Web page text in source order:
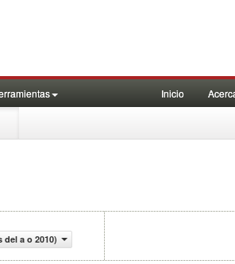
Inicio
del a o 2010)